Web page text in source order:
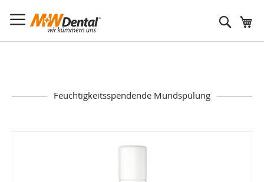
Suche
Feuchtigkeitsspendende Mundspülung